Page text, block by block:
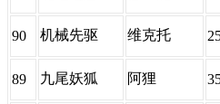
90 机械先驱 维克托
89 九尾妖狐 阿狸